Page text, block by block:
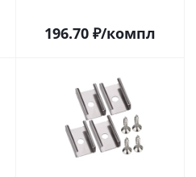
196.70 ₽/компл